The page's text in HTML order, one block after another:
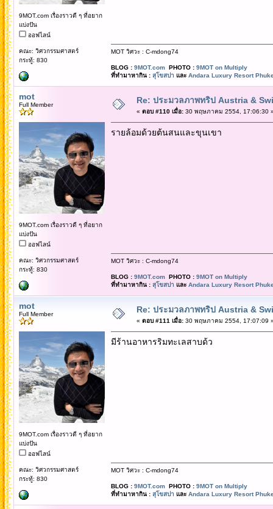
9MOT.com เรื่องราวดี ๆ ที่อยาก
แบ่งปัน
ออฟไลน์
คณะ: วิศวกรรมศาสตร์
กระทู้: 830
MOT วิศวะ : C-mdong74
BLOG : 9MOT.comPHOTO : 9MOT on Multiply
ที่ทำมาหากิน : สุโขสปา และ Andara Luxury Resort
mot
Full Member
9MOT.com เรื่องราวดี ๆ ที่อยาก
แบ่งปัน
ออฟไลน์
คณะ: วิศวกรรมศาสตร์
กระทู้: 830
Re: ประมวลภาพทริป Austria &
« ตอบ #110 เมื่อ:30 พฤษภาคม 2554, 17:06:30
รายล้อมด้วยต้นสนและขุนเขา
MOT วิศวะ : C-mdong74
BLOG : 9MOT.comPHOTO : 9MOT on Multiply
ที่ทำมาหากิน : สุโขสปา และ Andara Luxury Resort
mot
Full Member
9MOT.com เรื่องราวดี ๆ ที่อยาก
แบ่งปัน
ออฟไลน์
คณะ: วิศวกรรมศาสตร์
กระทู้: 830
Re: ประมวลภาพทริป Austria &
« ตอบ #111 เมื่อ:30 พฤษภาคม 2554, 17:07:09
มีร้านอาหารริมทะเลสาบด้ว
MOT วิศวะ : C-mdong74
BLOG : 9MOT.comPHOTO : 9MOT on Multiply
ที่ทำมาหากิน : สุโขสปา และ Andara Luxury Resort